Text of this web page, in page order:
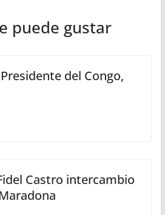
puede gustar
del Congo,
Castro intercambio